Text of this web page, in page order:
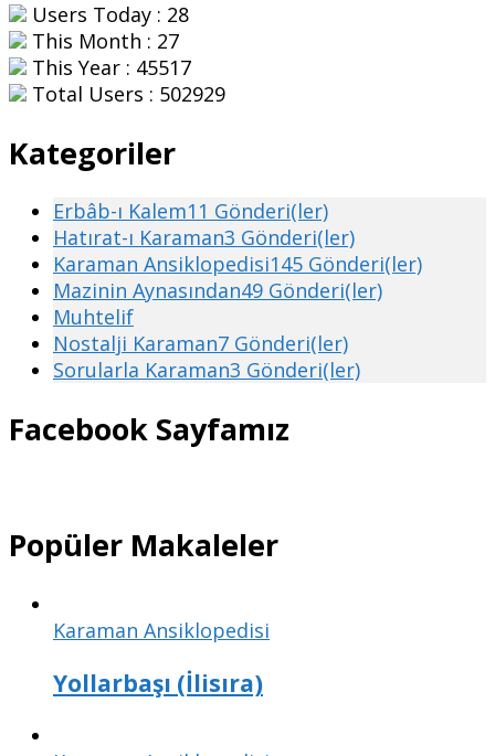
Users Today : 28
This Month : 27
This Year : 45517
Total Users : 502929
Kategoriler
Erbâb-ı Kalem11 Gönderi(ler)
Hatırat-ı Karaman3 Gönderi(ler)
Karaman Ansiklopedisi145 Gönderi(ler)
Mazinin Aynasından49 Gönderi(ler)
Muhtelif
Nostalji Karaman7 Gönderi(ler)
Sorularla Karaman3 Gönderi(ler)
Facebook Sayfamız
Popüler Makaleler
Karaman Ansiklopedisi
Yollarbaşı (İlisıra)